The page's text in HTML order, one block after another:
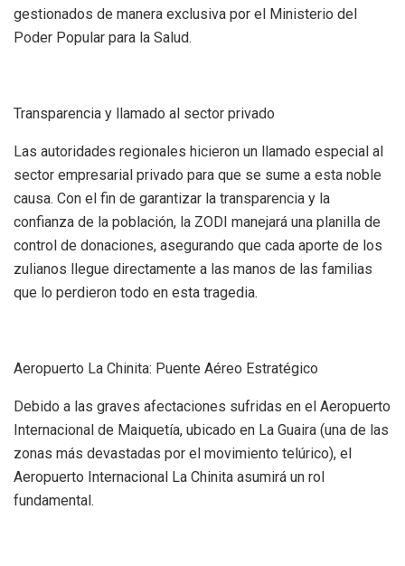
gestionados de manera exclusiva por el Ministerio del
Poder Popular para la Salud.
Transparencia y llamado al sector privado
Las autoridades regionales hicieron un llamado especial al
sector empresarial privado para que se sume a esta noble
causa. Con el fin de garantizar la transparencia y la
confianza de la población, la ZODI manejará una planilla de
control de donaciones, asegurando que cada aporte de los
zulianos llegue directamente a las manos de las familias
que lo perdieron todo en esta tragedia.
Aeropuerto La Chinita: Puente Aéreo Estratégico
Debido a las graves afectaciones sufridas en el Aeropuerto
Internacional de Maiquetía, ubicado en La Guaira (una de las
zonas más devastadas por el movimiento telúrico), el
Aeropuerto Internacional La Chinita asumirá un rol
fundamental.